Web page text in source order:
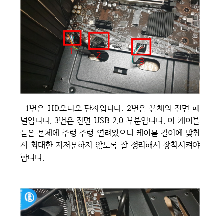
1번은 HD오디오 단자입니다. 2번은 본체의 전면 패
널입니다. 3번은 전면 USB 2.0 부분입니다. 이 케이블
들은 본체에 주렁 주렁 열려있으니 케이블 길이에 맞춰
서 최대한 지저분하지 않도록 잘 정리해서 장착시켜야
합니다.